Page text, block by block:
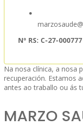
Nº RS: C-27-000777
Na nosa clínica, a nosa
recuperación. Estamos
antes ao traballo ou ás
MARZO